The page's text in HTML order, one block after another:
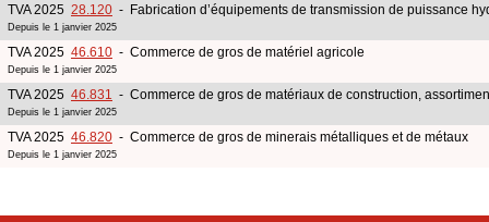
TVA 2025 28.120 - Fabrication d’équipements de transmission de puissance
Depuis le 1 janvier 2025
TVA 2025 46.610 - Commerce de gros de matériel agricole
Depuis le 1 janvier 2025
TVA 2025 46.831 - Commerce de gros de matériaux de construction,
Depuis le 1 janvier 2025
TVA 2025 46.820 - Commerce de gros de minerais métalliques et de métaux
Depuis le 1 janvier 2025